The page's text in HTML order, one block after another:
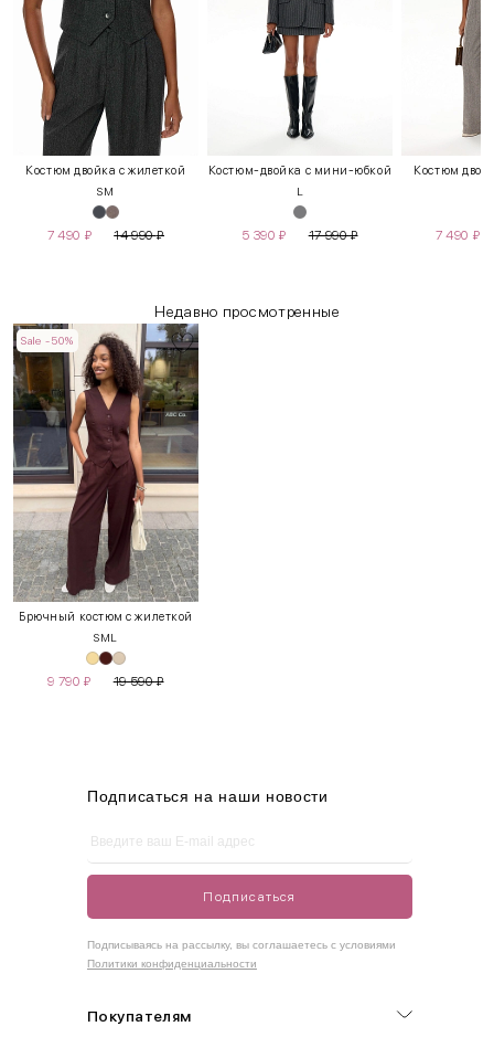
Костюм двойка с жилеткой
SM
7 490 ₽ 14 990₽
Костюм-двойка с мини-юбкой
L
5 390 ₽ 17 990₽
Костюм
7 490 ₽
Недавно просмотренные
Sale -50%
Брючный костюм с жилеткой
SML
9 790 ₽ 19 590₽
INT RUS
XS 40-42
42-50
Как правильно себя обмерить
Измеряется по самым выступающим точкам.
Покупателям
Подписаться на наши новости
Подписаться
Подписываясь на рассылку, вы соглашаетесь с условиями
Политики конфиденциальности